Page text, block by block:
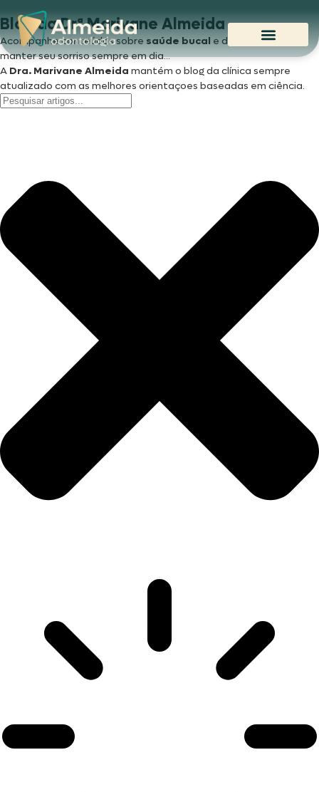
Blog da Drª Marivane Almeida
Acompanhe conteúdos sobresaúde bucale dicas para você
manter seu sorriso sempre em dia...
A Dra. Marivane Almeida mantém o blog da clínica sempre
atualizado com as melhores orientaçoes baseadas em ciência.